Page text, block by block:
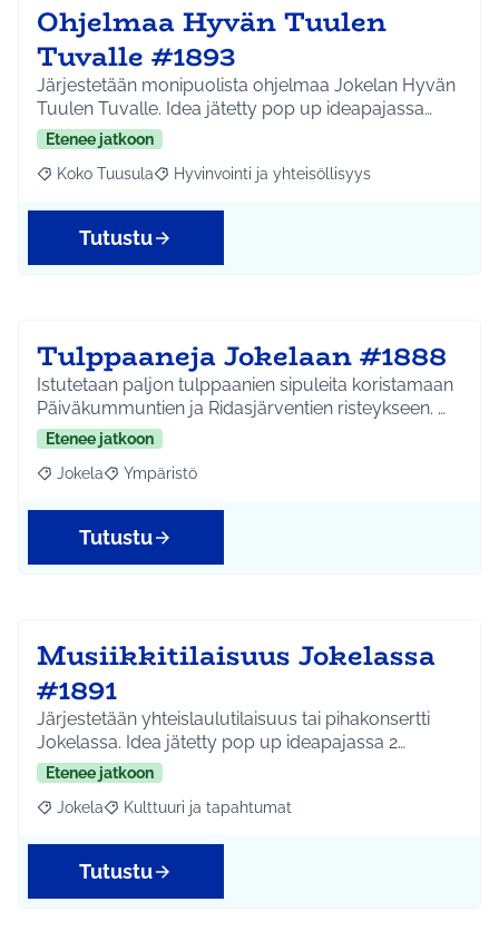
Ohjelmaa Hyvän Tuulen
Tuvalle #1893
Järjestetään monipuolista ohjelmaa Jokelan Hyvän
Tuulen Tuvalle. Idea jätetty pop up ideapajassa…
Etenee jatkoon
Rajaa tulokset aihepiirin mukaan: Koko Tuusula
Koko Tuusula Rajaa tulokset teeman mukaan: Hyvinvointi ja
Hyvinvointi ja yhteisöllisyys
Tutustu
Tulppaaneja Jokelaan #1888
Istutetaan paljon tulppaanien sipuleita koristamaan
Päiväkummuntien ja Ridasjärventien risteykseen. …
Etenee jatkoon
Rajaa tulokset aihepiirin mukaan: Jokela
Jokela Rajaa tulokset teeman mukaan: Ympäristö
Ympäristö
Tutustu
Musiikkitilaisuus Jokelassa
#1891
Järjestetään yhteislaulutilaisuus tai pihakonsertti
Jokelassa. Idea jätetty pop up ideapajassa 2…
Etenee jatkoon
Rajaa tulokset aihepiirin mukaan: Jokela
Jokela Rajaa tulokset teeman mukaan: Kulttuuri ja
Kulttuuri ja tapahtumat
Tutustu